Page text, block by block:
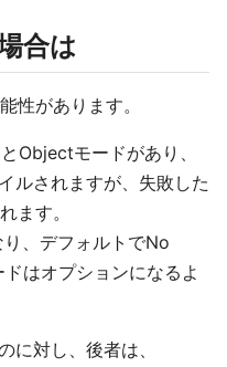
合は
性があります。
Objectモードがあり、
ルされますが、失敗した
ます。
、デフォルトでNo
はオプションになるよ
に対し、後者は、